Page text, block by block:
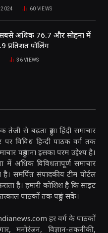
2024 60 VIEWS
अधिक 76.7 और सोहना में
पोलिंग
36VIEWS
से बढ़ता हुआ हिंदी समाचार
पर विविध हिन्दी पाठक वर्ग तक
पहुंचाना इसका परम उद्देश्य है।
में अधिक विविधतापूर्ण समाचार
समर्पित संपादकीय टीम पोर्टल
है। हमारी कोशिश है कि साइट
पाठकों तक पहुंच सके।
हर वर्ग के पाठकों
मनोरंजन, विज्ञान-तकनीकी,